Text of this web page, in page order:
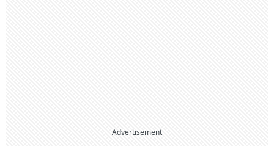
Advertisement